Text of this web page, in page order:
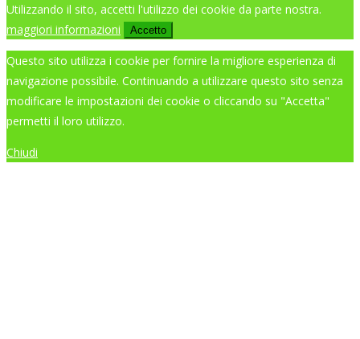
Utilizzando il sito, accetti l'utilizzo dei cookie da parte nostra.
maggiori informazioni
Accetto
Questo sito utilizza i cookie per fornire la migliore esperienza di
navigazione possibile. Continuando a utilizzare questo sito senza
modificare le impostazioni dei cookie o cliccando su "Accetta"
permetti il loro utilizzo.
Chiudi